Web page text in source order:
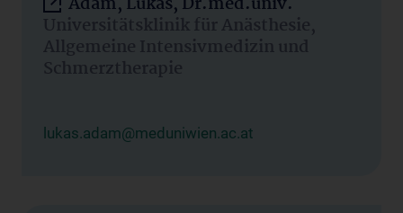
Universitätsklinik für Anästhesie,
Allgemeine Intensivmedizin und
Schmerztherapie
lukas.adam@meduniwien.ac.at